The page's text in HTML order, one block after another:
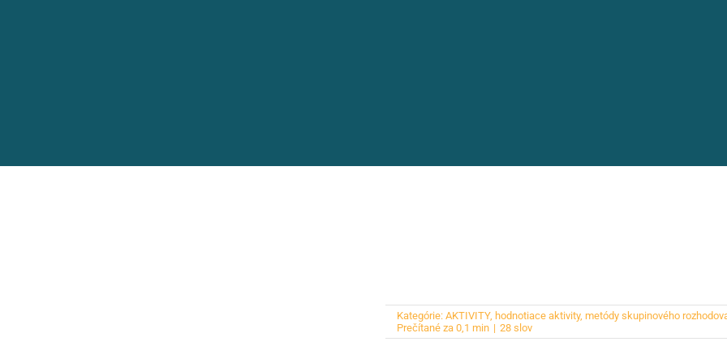
Kategórie: AKTIVITY, hodnotiace aktivity, metódy skupinového
Prečítané za 0,1 min | 28 slov